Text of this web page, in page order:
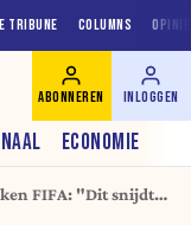
TRIBUNE COLUMNS
ECONOMIE
ABONNEREN INLOGGEN
FIFA: "Dit snijdt